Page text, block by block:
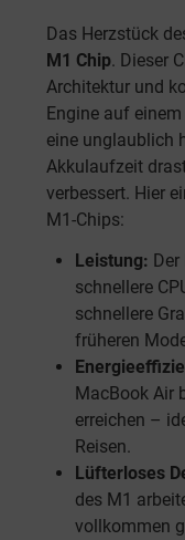
Das Herzstück
M1 Chip. Dieser
Architektur und
Engine auf
eine unglaublich
Akkulaufzeit
verbessert. Hier
M1-Chips:
Leistung:
schnellere
schnellere
früheren
MacBook Air
erreichen –
Reisen.
Lüfterloses
des M1
vollkommen